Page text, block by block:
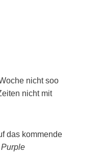
nicht soo
nicht mit
das kommende